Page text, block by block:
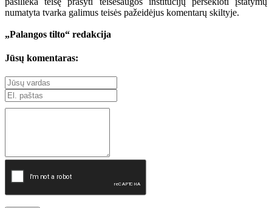
numatyta tvarka galimus teisės pažeidėjus komentarų skiltyje.
„Palangos tilto“ redakcija
Jūsų komentaras: